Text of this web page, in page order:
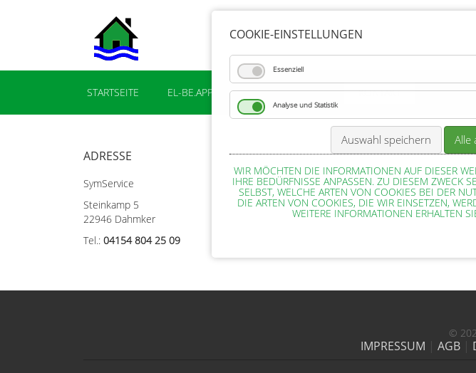
STARTSEITE EL-BE.APP MODULE FAQ KONTAKT
ADRESSE
SymService
Steinkamp 5
22946 Dahmker
Tel.: 04154 804 25 09
©
IMPRESSUM AGB|
COOKIE-EINSTELLUNGEN
Essenziell
Analyse und Statistik
Auswahl speichern Alle
WIR MÖCHTEN DIE INFORMATIONEN AUF DIESER
IHRE BEDÜRFNISSE ANPASSEN. ZU DIESEM ZWECK
SELBST, WELCHE ARTEN VON COOKIES BEI DER
DIE ARTEN VON COOKIES, DIE WIR EINSETZEN,
WEITERE INFORMATIONEN ERHALTEN